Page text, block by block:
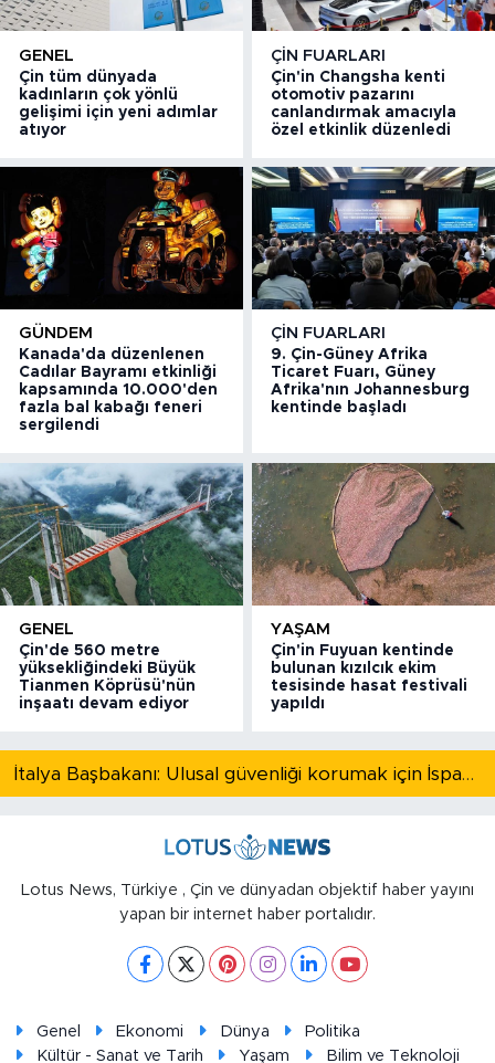
GENEL
Çin tüm dünyada
kadınların çok yönlü
gelişimi için yeni adımlar
atıyor
ÇIN FUARLARI
Çin'in Changsha kenti
otomotiv pazarını
canlandırmak amacıyla
özel etkinlik düzenledi
GÜNDEM
Kanada'da düzenlenen
Cadılar Bayramı etkinliği
kapsamında 10.000'den
fazla bal kabağı feneri
sergilendi
ÇIN FUARLARI
9. Çin-Güney Afrika
Ticaret Fuarı, Güney
Afrika'nın Johannesburg
kentinde başladı
GENEL
Çin'de 560 metre
yüksekliğindeki Büyük
Tianmen Köprüsü'nün
inşaatı devam ediyor
YAŞAM
Çin'in Fuyuan kentinde
bulunan kızılcık ekim
tesisinde hasat festivali
yapıldı
İtalya Başbakanı: Ulusal güvenliği korumak için İspanya ile Schengen kapsamındaki serbest dolaşımı askıya alıyoruz
Lotus News, Türkiye , Çin ve dünyadan objektif haber yayını
yapan bir internet haber portalıdır.
Genel Ekonomi Dünya
Politika
Kültür - Sanat ve Tarih
Yaşam Bilim ve Teknoloji